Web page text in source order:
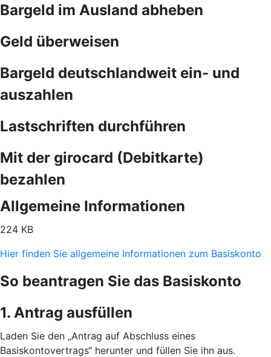
Bargeld im Ausland abheben
Geld überweisen
Bargeld deutschlandweit ein- und
auszahlen
Lastschriften durchführen
Mit der girocard (Debitkarte)
bezahlen
Allgemeine Informationen
224 KB
Hier finden Sie allgemeine Informationen zum Basiskonto
So beantragen Sie das Basiskonto
1. Antrag ausfüllen
Laden Sie den „Antrag auf Abschluss eines
Basiskontovertrags“ herunter und füllen Sie ihn aus.